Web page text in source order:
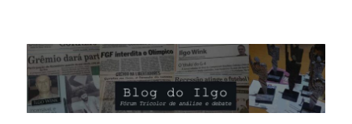
Blog do Ilgo Wink